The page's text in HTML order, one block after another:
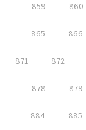
859 860
865 866
871 872
878 879
884 885